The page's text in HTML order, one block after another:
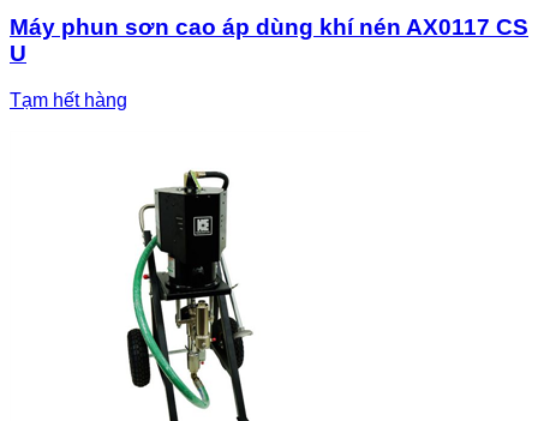
Máy phun sơn cao áp dùng khí nén AX0117 CS
U
Tạm hết hàng